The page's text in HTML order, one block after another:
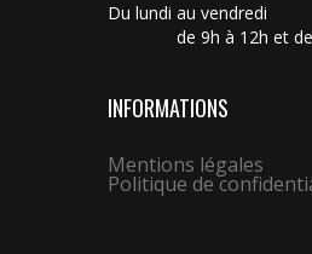
Du lundi au vendredi
de 9h à 12h et
INFORMATIONS
Mentions légales
Politique de